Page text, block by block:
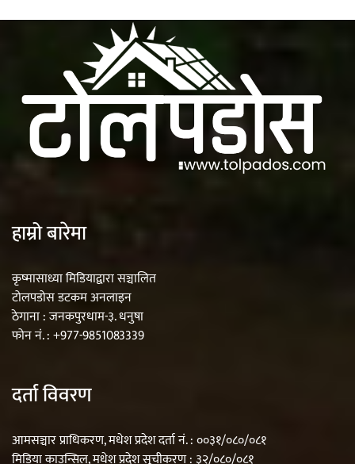
हाम्रो बारेमा
कृष्मासाध्या मिडियाद्वारा सञ्चालित
टोलपडोस डटकम अनलाइन
ठेगाना : जनकपुरधाम-३. धनुषा
फोन नं. : +977-9851083339
दर्ता विवरण
आमसञ्चार प्राधिकरण, मधेश प्रदेश दर्ता नं. : ००३१/०८०/०८१
मिडिया काउन्सिल, मधेश प्रदेश सूचीकरण : ३२/०८०/०८१